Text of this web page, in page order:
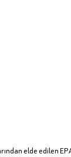
elde edilen